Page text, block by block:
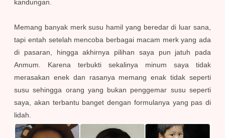
kandungan.
Memang banyak merk susu hamil yang beredar di luar sana,
tapi entah setelah mencoba berbagai macam merk yang ada
di pasaran, hingga akhirnya pilihan saya pun jatuh pada
Anmum. Karena terbukti sekalinya minum saya tidak
merasakan enek dan rasanya memang enak tidak seperti
susu sehingga orang yang bukan penggemar susu seperti
saya, akan terbantu banget dengan formulanya yang pas di
lidah.